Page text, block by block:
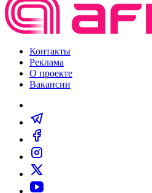
Контакты
Реклама
О проекте
Вакансии